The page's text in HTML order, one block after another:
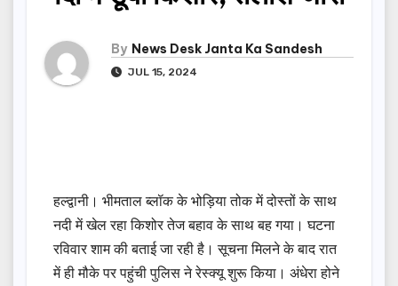
By News Desk Janta Ka Sandesh
JUL 15, 2024
हल्द्वानी। भीमताल ब्लॉक के भोड़िया तोक में दोस्तों के साथ
नदी में खेल रहा किशोर तेज बहाव के साथ बह गया। घटना
रविवार शाम की बताई जा रही है। सूचना मिलने के बाद रात
में ही मौके पर पहुंची पुलिस ने रेस्क्यू शुरू किया। अंधेरा होने